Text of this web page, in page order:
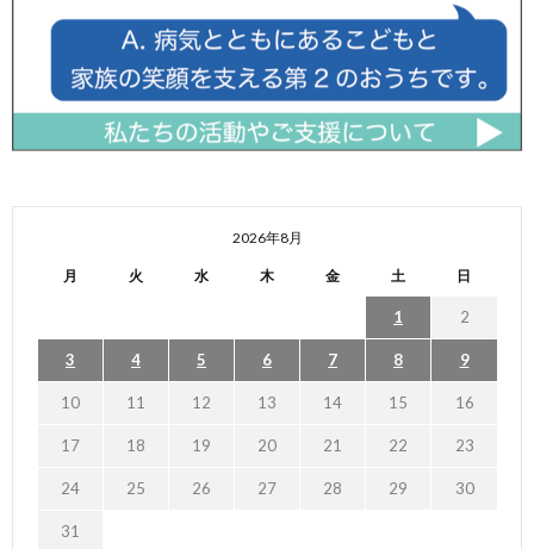
2026年8月
月 火 水 木 金 土 日
1 2
3 4 5 6 7 8 9
10 11 12 13 14 15 16
17 18 19 20 21 22 23
24 25 26 27 28 29 30
31